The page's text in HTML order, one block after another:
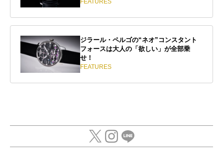
ジラール・ペルゴの“ネオ”コンスタント
フォースは大人の「欲しい」が全部乗
せ！
FEATURES